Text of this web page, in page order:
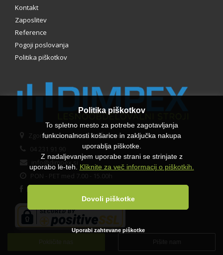
Politika piškotkov
To spletno mesto za potrebe zagotavljanja
funkcionalnosti košarice in zaključka nakupa
uporablja piškotke.
Z nadaljevanjem uporabe strani se strinjate z
uporabo le-teh. Kliknite za več informacij o piškotkih.
Dovoli piškotke
Uporabi zahtevane piškotke
Kontakt
Zaposlitev
Reference
Pogoji poslovanja
Politika piškotkov
Zgornje Bitnje 284, 4209 Žabnica
04 231 91 90
info@dimpex.si
PON - PET med 7.00 - 15.00h
Facebook
Pokličite nas Pišite nam